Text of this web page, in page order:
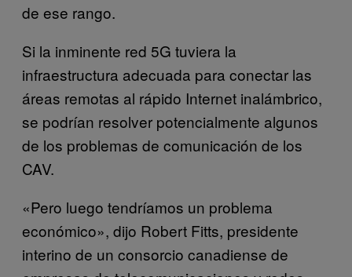
de ese rango.
Si la inminente red 5G tuviera la
infraestructura adecuada para conectar las
áreas remotas al rápido Internet inalámbrico,
se podrían resolver potencialmente algunos
de los problemas de comunicación de los
CAV.
«Pero luego tendríamos un problema
económico», dijo Robert Fitts, presidente
interino de un consorcio canadiense de